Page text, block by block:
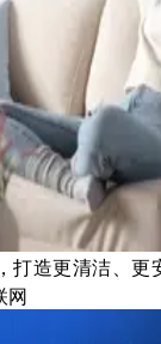
打造更清洁、更
网